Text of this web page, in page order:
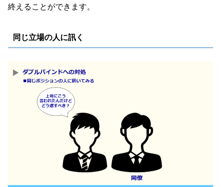
終えることができます。
同じ立場の人に訊く